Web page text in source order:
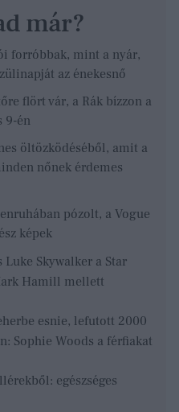
már?
forróbbak, mint a nyár,
az énekesnő
flört vár, a Rák bízzon a
9-én
öltözködéséből, amit a
nőnek érdemes
pózolt, a Vogue
képek
Luke Skywalker a Star
Hamill mellett
esnie, lefutott 2000
Sophie Woods a férfiakat
egészséges